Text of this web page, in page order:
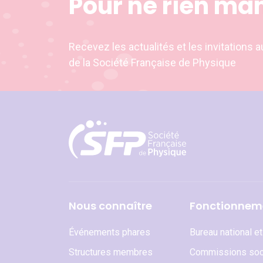
Recevez les actualités et les invitations
de la Société Française de Physique
Nous connaître
Événements phares
Structures membres
Bureau national
Commissions